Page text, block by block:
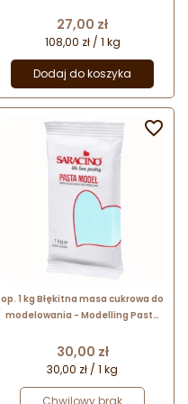
elastyczna
Cena
27,00 zł
108,00 zł / 1 kg
Dodaj do koszyka
op. 1 kg Błękitna masa cukrowa do
modelowania - Modelling Paste
Cena
30,00 zł
30,00 zł / 1 kg
